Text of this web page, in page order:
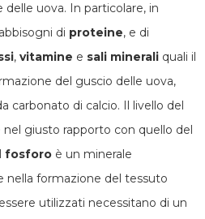
uova. In particolare, in
di proteine, e di
, vitamine e sali minerali quali il
del guscio delle uova,
carbonato di calcio. Il livello del
giusto rapporto con quello del
fosforo è un minerale
formazione del tessuto
utilizzati necessitano di un